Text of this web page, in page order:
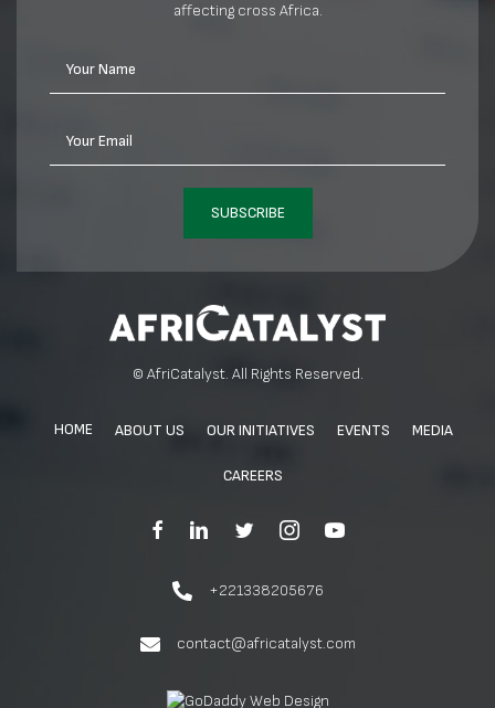
affecting cross Africa.
Your Name
Your Email
SUBSCRIBE
© AfriCatalyst. All Rights Reserved.
HOME ABOUT US OUR INITIATIVES EVENTS MEDIA
CAREERS
+221338205676
contact@africatalyst.com